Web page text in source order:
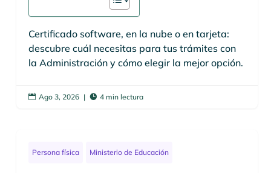
Certificado software, en la nube o en tarjeta:
descubre cuál necesitas para tus trámites con
la Administración y cómo elegir la mejor opción.
 Ago 3, 2026 |  4 min lectura
Persona física Ministerio de Educación